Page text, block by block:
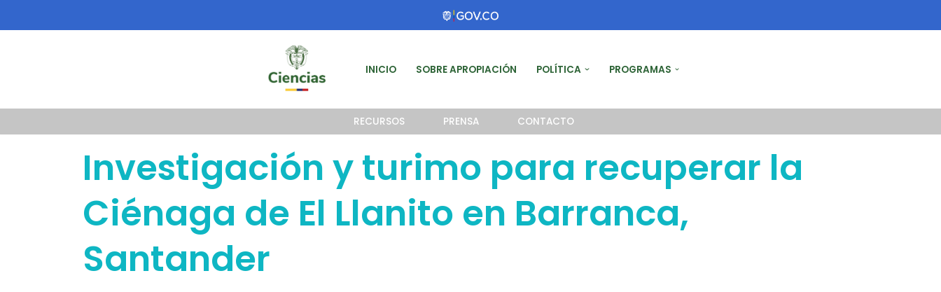
INICIO SOBRE APROPIACIÓN POLÍTICA PROGRAMAS
RECURSOS PRENSA CONTACTO
Investigación y turimo para recuperar la
Ciénaga de El Llanito en Barranca,
Santander